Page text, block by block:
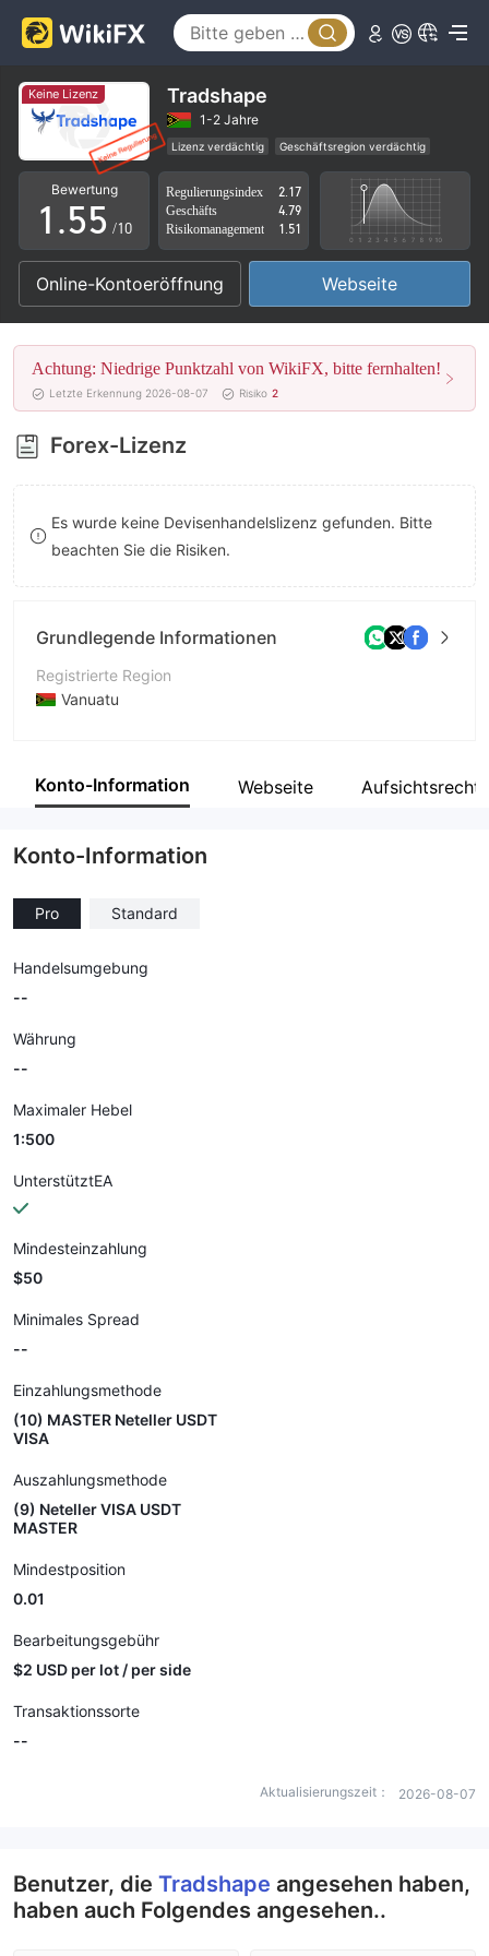
Keine Lizenz Tradshape
1-2 Jahre
Lizenz verdächtig
Geschäftsregion verdächtig
Hohes potenzielles Risiko
Bewertung
0
1
2
3
4
5
6
7
8
9
.
1
2
3
4
5
6
7
8
9
1
2
3
4
5
6
7
8
9
/10
Regulierungsindex
2.17
Geschäfts
4.79
Risikomanagement
1.51
Online-Kontoeröffnung Webseite
Achtung: Niedrige Punktzahl von WikiFX, bitte fernhalten!
Letzte Erkennung 2026-08-07 Risiko 2
Forex-Lizenz
Es wurde keine Devisenhandelslizenz gefunden. Bitte
beachten Sie die Risiken.
Grundlegende Informationen
Registrierte Region
Vanuatu
Unternehmen
Konto-Information Webseite
Konto-Information
Pro Standard
Handelsumgebung
--
Währung
--
Maximaler Hebel
1:500
UnterstütztEA
Mindesteinzahlung
$50
Minimales Spread
--
Einzahlungsmethode
(10) MASTER Neteller USDT
VISA
Auszahlungsmethode
(9) Neteller VISA USDT
MASTER
Mindestposition
0.01
Bearbeitungsgebühr
$2 USD per lot / per side
Transaktionssorte
--
Aktualisierungszeit： 2026-08-07
Benutzer, die Tradshape angesehen haben,
haben auch Folgendes angesehen..